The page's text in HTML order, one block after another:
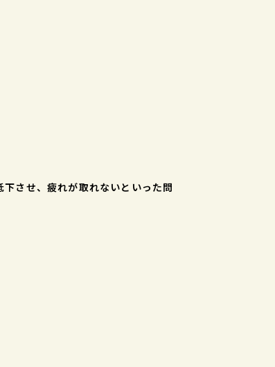
させ、疲れが取れないといった問